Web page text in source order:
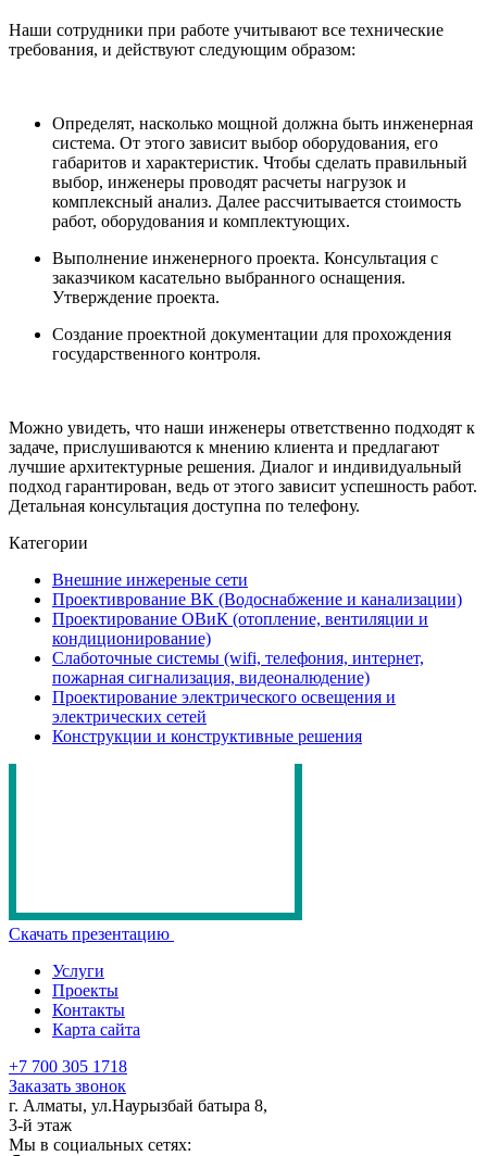
Наши сотрудники при работе учитывают все технические
требования, и действуют следующим образом:
Определят, насколько мощной должна быть инженерная
система. От этого зависит выбор оборудования, его
габаритов и характеристик. Чтобы сделать правильный
выбор, инженеры проводят расчеты нагрузок и
комплексный анализ. Далее рассчитывается стоимость
работ, оборудования и комплектующих.
Выполнение инженерного проекта. Консультация с
заказчиком касательно выбранного оснащения.
Утверждение проекта.
Создание проектной документации для прохождения
государственного контроля.
Можно увидеть, что наши инженеры ответственно подходят к
задаче, прислушиваются к мнению клиента и предлагают
лучшие архитектурные решения. Диалог и индивидуальный
подход гарантирован, ведь от этого зависит успешность работ.
Детальная консультация доступна по телефону.
Категории
Внешние инжереные сети
Проективрование ВК (Водоснабжение и канализации)
Проектирование ОВиК (отопление, вентиляции и
кондиционирование)
Слаботочные системы (wifi, телефония, интернет,
пожарная сигнализация, видеоналюдение)
Проектирование электрического освещения и
электрических сетей
Конструкции и конструктивные решения
Скачать презентацию
Услуги
Проекты
Контакты
Карта сайта
+7 700 305 1718
Заказать звонок
г. Алматы, ул.Наурызбай батыра 8,
3-й этаж
Мы в социальных сетях: